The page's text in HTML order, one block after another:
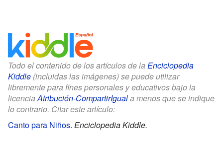
Todo el contenido de los artículos de la Enciclopedia
Kiddle (incluidas las imágenes) se puede utilizar
libremente para fines personales y educativos bajo la
licenciaAtribución-CompartirIguala menos que se indique
lo contrario. Citar este artículo:
Canto para Niños. Enciclopedia Kiddle.